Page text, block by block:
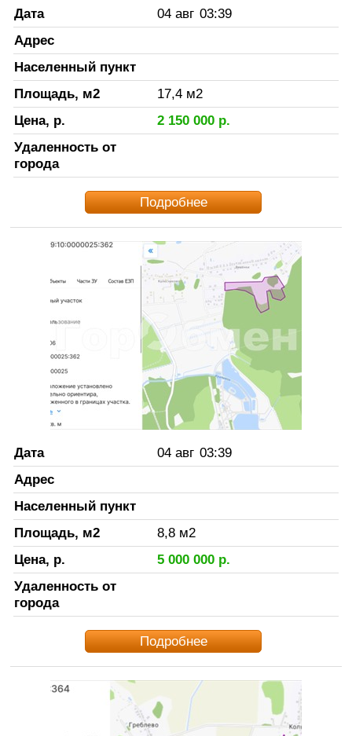
Дата 04 авг 03:39
Адрес
Населенный пункт
Площадь, м2
17,4 м2
Цена, р.
2 150 000р.
Удаленность от
города
Подробнее
Дата 04 авг 03:39
Адрес
Населенный пункт
Площадь, м2
8,8 м2
Цена, р.
5 000 000р.
Удаленность от
города
Подробнее